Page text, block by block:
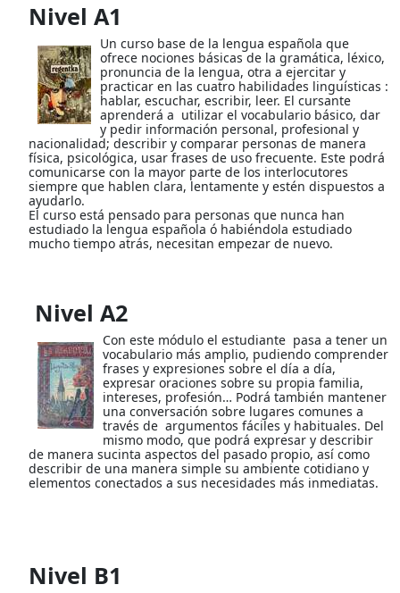
Nivel A1
Un curso base de la lengua española que
ofrece nociones básicas de la gramática, léxico,
pronuncia de la lengua, otra a ejercitar y
practicar en las cuatro habilidades linguísticas :
hablar, escuchar, escribir, leer. El cursante
aprenderá a utilizar el vocabulario básico, dar
y pedir información personal, profesional y
nacionalidad; describir y comparar personas de manera
física, psicológica, usar frases de uso frecuente. Este podrá
comunicarse con la mayor parte de los interlocutores
siempre que hablen clara, lentamente y estén dispuestos a
ayudarlo.
El curso está pensado para personas que nunca han
estudiado la lengua española ó habiéndola estudiado
mucho tiempo atrás, necesitan empezar de nuevo.
Nivel A2
Con este módulo el estudiante pasa a tener un
vocabulario más amplio, pudiendo comprender
frases y expresiones sobre el día a día,
expresar oraciones sobre su propia familia,
intereses, profesión… Podrá también mantener
una conversación sobre lugares comunes a
través de argumentos fáciles y habituales. Del
mismo modo, que podrá expresar y describir
de manera sucinta aspectos del pasado propio, así como
describir de una manera simple su ambiente cotidiano y
elementos conectados a sus necesidades más inmediatas.
Nivel B1